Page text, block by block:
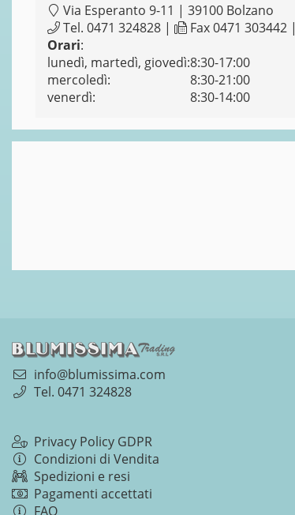
Via Esperanto 9-11 | 39100 Bolzano
Tel. 0471 324828 | Fax 0471 303442 |
Orari:
lunedì, martedì, giovedì:8:30-17:00
mercoledì:
8:30-21:00
venerdì:
8:30-14:00
info@blumissima.com
Tel. 0471 324828
Privacy Policy GDPR
Condizioni di Vendita
Spedizioni e resi
Pagamenti accettati
FAQ